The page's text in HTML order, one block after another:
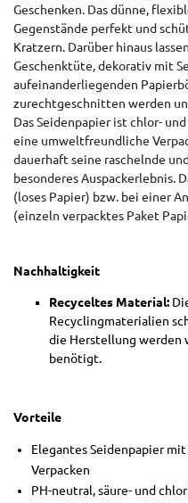
Geschenken. Das dünne,
Gegenstände perfekt und
Kratzern. Darüber hinaus
Geschenktüte, dekorativ mit
aufeinanderliegenden
zurechtgeschnitten werden
Das Seidenpapier ist chlor-
eine umweltfreundliche
dauerhaft seine raschelnde
besonderes Auspackerlebnis.
(loses Papier) bzw. bei einer
(einzeln verpacktes Paket
Nachhaltigkeit
Recyceltes Material:
Recyclingmaterialien
die Herstellung werden
benötigt.
Vorteile
Elegantes Seidenpapier
Verpacken
PH-neutral, säure- und